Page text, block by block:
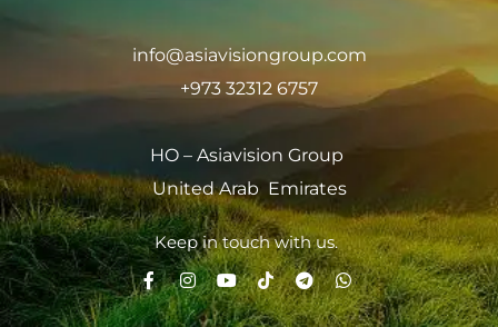
info@asiavisiongroup.com
+973 32312 6757
HO – Asiavision Group
United Arab Emirates
Keep in touch with us.